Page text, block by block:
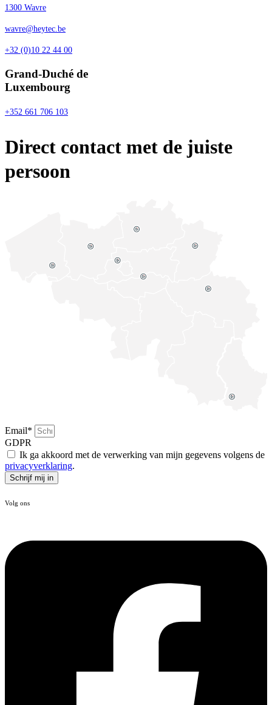
1300 Wavre
wavre@heytec.be
+32 (0)10 22 44 00
Grand-Duché de
Luxembourg
+352 661 706 103
Direct contact met de juiste
persoon
Email*
GDPR
Ik ga akkoord met de verwerking van mijn gegevens volgens de
privacyverklaring.
Schrijf mij in
Volg ons